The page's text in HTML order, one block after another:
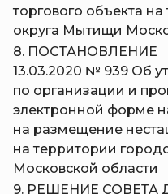
торгового объекта
округа Мытищи
8. ПОСТАНОВЛЕНИЕ
13.03.2020 № 939 Об
по организации и
электронной форме
на размещение
на территории
Московской области
9. РЕШЕНИЕ СОВЕТА